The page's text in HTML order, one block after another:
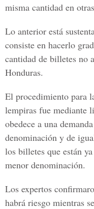
misma cantidad en
Lo anterior está
consiste en hacerlo
cantidad de billetes no
Honduras.
El procedimiento para
lempiras fue mediante
obedece a una
denominación y de
los billetes que están
menor denominación.
Los expertos
habrá riesgo mientras